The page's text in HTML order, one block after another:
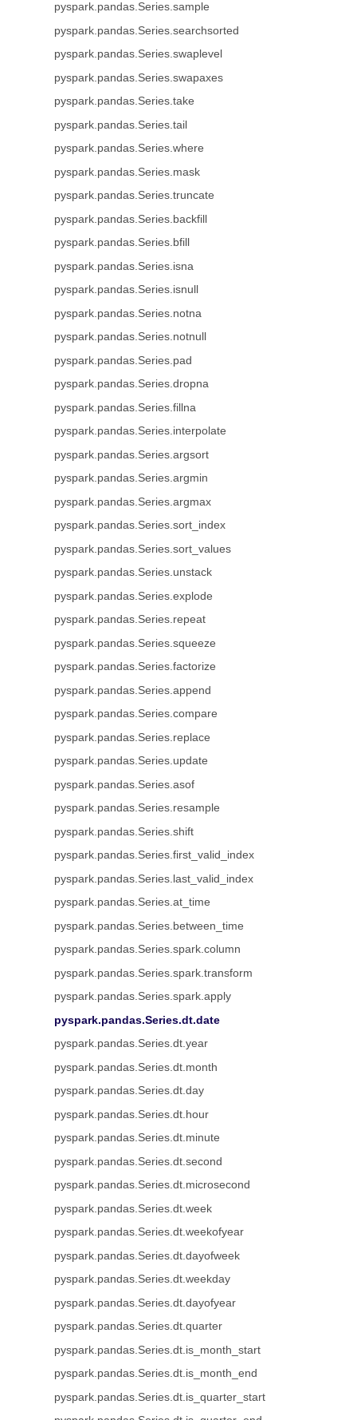
pyspark.pandas.Series.sample
pyspark.pandas.Series.searchsorted
pyspark.pandas.Series.swaplevel
pyspark.pandas.Series.swapaxes
pyspark.pandas.Series.take
pyspark.pandas.Series.tail
pyspark.pandas.Series.where
pyspark.pandas.Series.mask
pyspark.pandas.Series.truncate
pyspark.pandas.Series.backfill
pyspark.pandas.Series.bfill
pyspark.pandas.Series.isna
pyspark.pandas.Series.isnull
pyspark.pandas.Series.notna
pyspark.pandas.Series.notnull
pyspark.pandas.Series.pad
pyspark.pandas.Series.dropna
pyspark.pandas.Series.fillna
pyspark.pandas.Series.interpolate
pyspark.pandas.Series.argsort
pyspark.pandas.Series.argmin
pyspark.pandas.Series.argmax
pyspark.pandas.Series.sort_index
pyspark.pandas.Series.sort_values
pyspark.pandas.Series.unstack
pyspark.pandas.Series.explode
pyspark.pandas.Series.repeat
pyspark.pandas.Series.squeeze
pyspark.pandas.Series.factorize
pyspark.pandas.Series.append
pyspark.pandas.Series.compare
pyspark.pandas.Series.replace
pyspark.pandas.Series.update
pyspark.pandas.Series.asof
pyspark.pandas.Series.resample
pyspark.pandas.Series.shift
pyspark.pandas.Series.first_valid_index
pyspark.pandas.Series.last_valid_index
pyspark.pandas.Series.at_time
pyspark.pandas.Series.between_time
pyspark.pandas.Series.spark.column
pyspark.pandas.Series.spark.transform
pyspark.pandas.Series.spark.apply
pyspark.pandas.Series.dt.date
pyspark.pandas.Series.dt.year
pyspark.pandas.Series.dt.month
pyspark.pandas.Series.dt.day
pyspark.pandas.Series.dt.hour
pyspark.pandas.Series.dt.minute
pyspark.pandas.Series.dt.second
pyspark.pandas.Series.dt.microsecond
pyspark.pandas.Series.dt.week
pyspark.pandas.Series.dt.weekofyear
pyspark.pandas.Series.dt.dayofweek
pyspark.pandas.Series.dt.weekday
pyspark.pandas.Series.dt.dayofyear
pyspark.pandas.Series.dt.quarter
pyspark.pandas.Series.dt.is_month_start
pyspark.pandas.Series.dt.is_month_end
pyspark.pandas.Series.dt.is_quarter_start